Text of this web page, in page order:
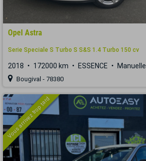
Opel Astra
Serie Speciale S Turbo S S&S 1.4 Turbo 150 cv
2018 172000 km ESSENCE Manuelle
Bougival - 78380
Vous arrivez trop tard